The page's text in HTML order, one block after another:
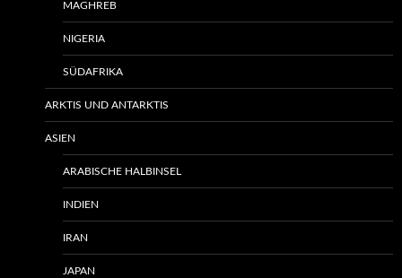
MAGHREB
NIGERIA
SÜDAFRIKA
ARKTIS UND ANTARKTIS
ASIEN
ARABISCHE HALBINSEL
INDIEN
IRAN
JAPAN